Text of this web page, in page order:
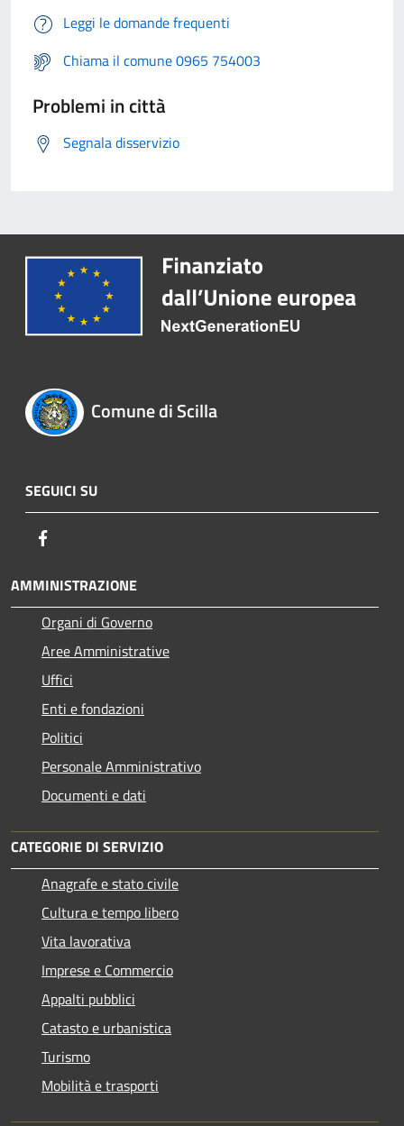
Leggi le domande frequenti
Chiama il comune 0965 754003
Problemi in città
Segnala disservizio
Comune di Scilla
SEGUICI SU
AMMINISTRAZIONE
Organi di Governo
Aree Amministrative
Uffici
Enti e fondazioni
Politici
Personale Amministrativo
Documenti e dati
CATEGORIE DI SERVIZIO
Anagrafe e stato civile
Cultura e tempo libero
Vita lavorativa
Imprese e Commercio
Appalti pubblici
Catasto e urbanistica
Turismo
Mobilità e trasporti